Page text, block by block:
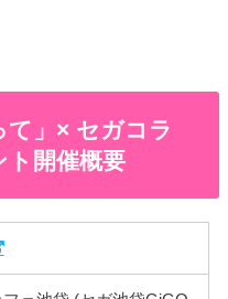
て」× セガコラ
開催概要